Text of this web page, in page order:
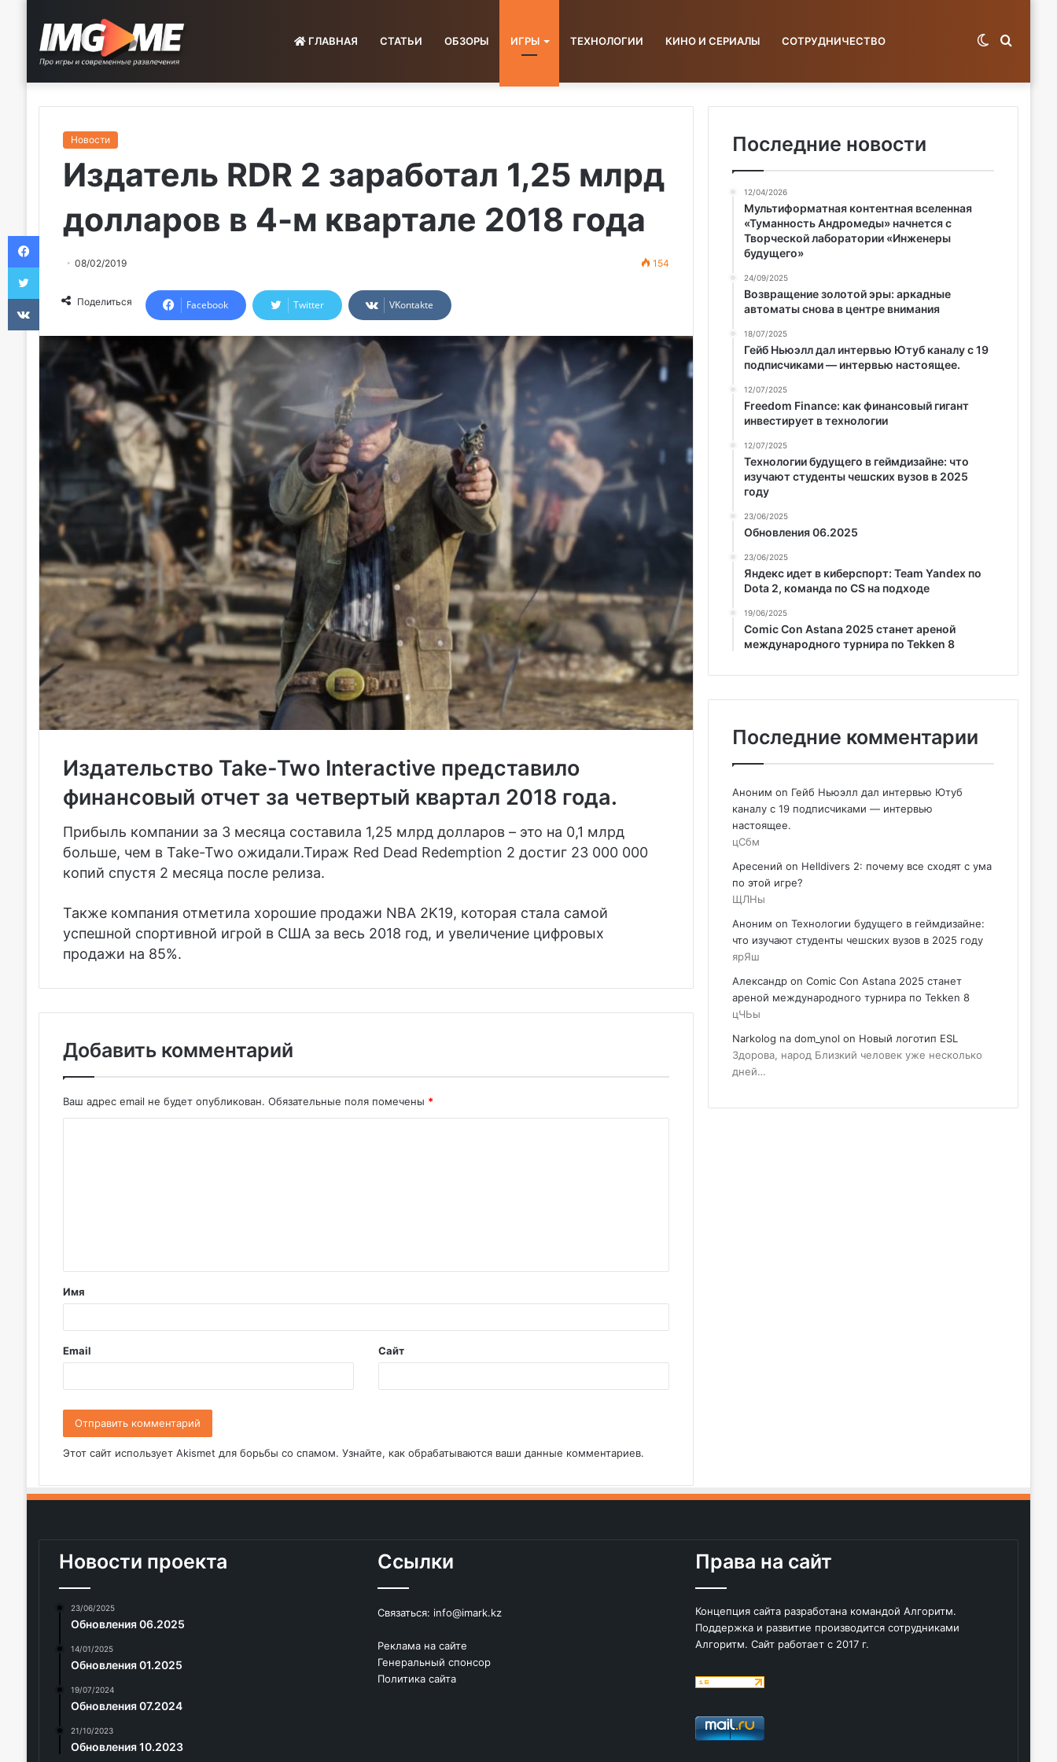
ГЛАВНАЯ СТАТЬИ ОБЗОРЫ ИГРЫ ТЕХНОЛОГИИ КИНО И СЕРИАЛЫ СОТРУДНИЧЕСТВО Switch
Новости
Издатель RDR 2 заработал 1,25 млрд
долларов в 4-м квартале 2018 года
08/02/2019 154
Поделиться Facebook Twitter VKontakte
Издательство Take-Two Interactive представило
финансовый отчет за четвертый квартал 2018 года.
Прибыль компании за 3 месяца составила 1,25 млрд долларов – это на 0,1 млрд
больше, чем в Take-Two ожидали.Тираж Red Dead Redemption 2 достиг 23 000 000
копий спустя 2 месяца после релиза.
Также компания отметила хорошие продажи NBA 2K19, которая стала самой
успешной спортивной игрой в США за весь 2018 год, и увеличение цифровых
продажи на 85%.
Добавить комментарий
Ваш адрес email не будет опубликован. Обязательные поля помечены *
т
а
й
*
Имя
Email Сайт
Этот сайт использует Akismet для борьбы со спамом. Узнайте, как обрабатываются ваши данные комментариев.
Последние новости
12/04/2026
Мультиформатная контентная вселенная
«Туманность Андромеды» начнется с
Творческой лаборатории «Инженеры
будущего»
24/09/2025
Возвращение золотой эры: аркадные
автоматы снова в центре внимания
18/07/2025
Гейб Ньюэлл дал интервью Ютуб каналу с 19
подписчиками — интервью настоящее.
12/07/2025
Freedom Finance: как финансовый гигант
инвестирует в технологии
12/07/2025
Технологии будущего в геймдизайне: что
изучают студенты чешских вузов в 2025
году
23/06/2025
Обновления 06.2025
23/06/2025
Яндекс идет в киберспорт: Team Yandex по
Dota 2, команда по CS на подходе
19/06/2025
Comic Con Astana 2025 станет ареной
международного турнира по Tekken 8
Последние комментарии
Аноним on Гейб Ньюэлл дал интервью Ютуб
каналу с 19 подписчиками — интервью
настоящее.
цСбм
Аресений on Helldivers 2: почему все сходят с ума
по этой игре?
ЩЛНы
Аноним on Технологии будущего в геймдизайне:
что изучают студенты чешских вузов в 2025 году
ярЯш
Александр on Comic Con Astana 2025 станет
ареной международного турнира по Tekken 8
цЧЬы
Narkolog na dom_ynol on Новый логотип ESL
Здорова, народ Близкий человек уже несколько
дней…
Новости проекта
23/06/2025
Обновления 06.2025
14/01/2025
Обновления 01.2025
19/07/2024
Обновления 07.2024
21/10/2023
Обновления 10.2023
Ссылки
Связаться: info@imark.kz
Реклама на сайте
Генеральный спонсор
Политика сайта
Права на сайт
Концепция сайта разработана командой Алгоритм.
Поддержка и развитие производится сотрудниками
Алгоритм. Сайт работает с 2017 г.
Facebook
Twitter
VKontakte